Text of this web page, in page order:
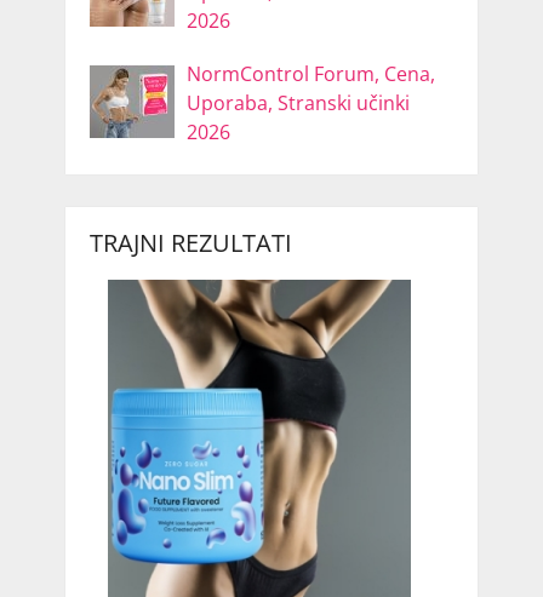
2026
NormControl Forum, Cena,
Uporaba, Stranski učinki
2026
TRAJNI REZULTATI